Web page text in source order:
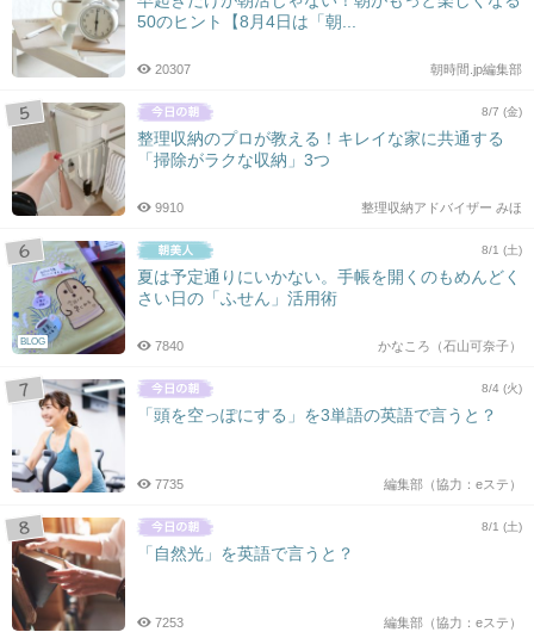
50のヒント【8月4日は「朝...
朝時間.jp編集部
20307
8/7 (金)
整理収納のプロが教える！キレイな家に共通する
「掃除がラクな収納」3つ
整理収納アドバイザー みほ
9910
BLOG
8/1 (土)
夏は予定通りにいかない。手帳を開くのもめんどく
さい日の「ふせん」活用術
かなころ（石山可奈子）
7840
8/4 (火)
「頭を空っぽにする」を3単語の英語で言うと？
編集部（協力：eステ）
7735
8/1 (土)
「自然光」を英語で言うと？
編集部（協力：eステ）
7253